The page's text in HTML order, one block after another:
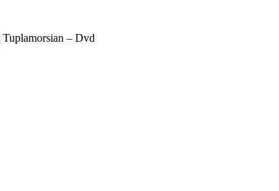
Tuplamorsian – Dvd